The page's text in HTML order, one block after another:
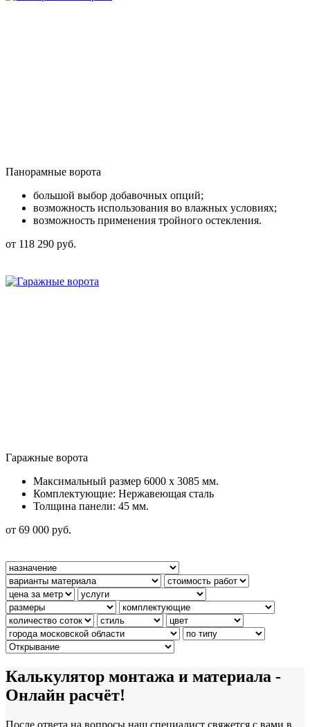
Панорамные ворота
большой выбор добавочных опций;
возможность использования во влажных условиях;
возможность применения тройного остекления.
от 118 290 руб.
Гаражные ворота
Максимальный размер 6000 x 3085 мм.
Комплектующие: Нержавеющая сталь
Толщина панели: 45 мм.
от 69 000 руб.
Калькулятор монтажа и материала -
Онлайн расчёт!
После ответа на вопросы наш специалист свяжется с вами в